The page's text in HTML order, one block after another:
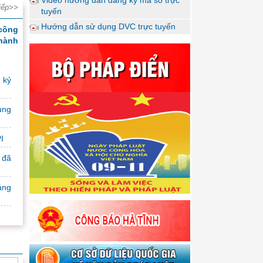
kỷ
tuyến
Hướng dẫn sử dụng DVC trực tuyến